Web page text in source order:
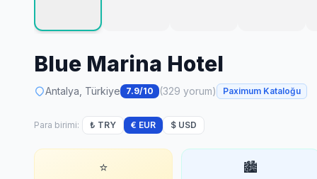
Blue Marina Hotel
Antalya, Türkiye 7.9/10 (329 yorum) Paximum Kataloğu
Para birimi: ₺ TRY € EUR $ USD
⭐ 🏙